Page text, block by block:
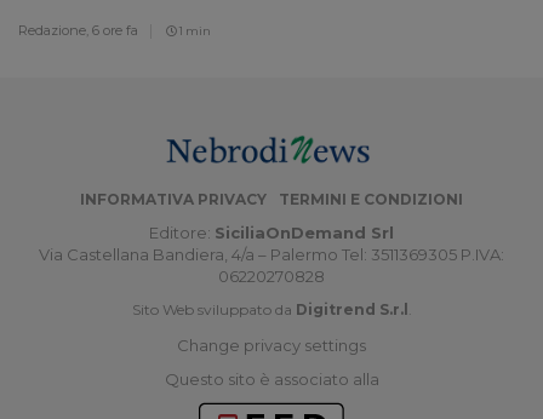
Redazione, 6 ore fa 1 min
INFORMATIVA PRIVACY TERMINI E CONDIZIONI
Editore: SiciliaOnDemand Srl
Via Castellana Bandiera, 4/a – Palermo Tel: 3511369305 P.IVA:
06220270828
Sito Web sviluppato da Digitrend S.r.l
Change privacy settings
Questo sito è associato alla